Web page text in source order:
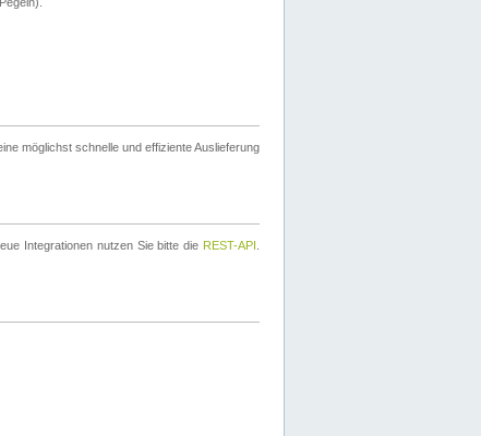
möglichst schnelle und effiziente Auslieferung
Integrationen nutzen Sie bitte die REST-API